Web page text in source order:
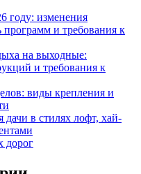
году: изменения
программ и требования к
на выходные:
и требования к
виды крепления и
в стилях лофт, хай-
дорог